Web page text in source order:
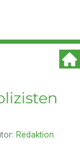
Redaktion